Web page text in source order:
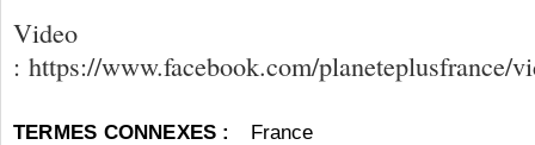
Video
: https://www.facebook.com/planeteplusfrance/
TERMES CONNEXES :
France